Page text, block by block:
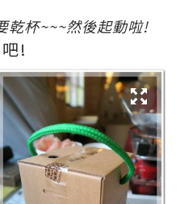
乾杯~~~然後起動啦!
!